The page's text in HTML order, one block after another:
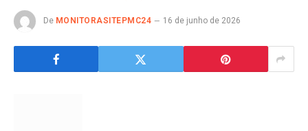
De MONITORASITEPMC24 16 de junho de 2026